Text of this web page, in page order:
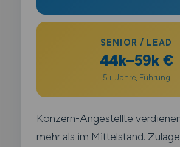
SENIOR / LEAD
44k–59k €
5+ Jahre, Führung
Konzern-Angestellte
mehr als im Mittelstand.